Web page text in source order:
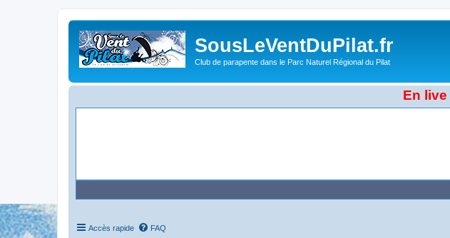
SousLeVentDuPilat.fr
Club de parapente dans le Parc Naturel Régional du Pilat
En live
Accès rapide FAQ